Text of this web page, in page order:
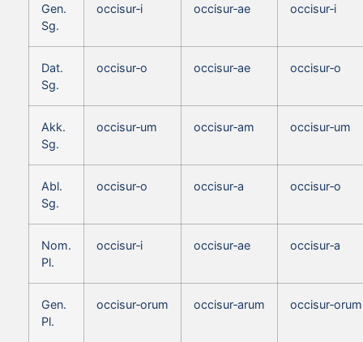
Gen.
Sg.
occisur‑i occisur‑ae occisur‑i
Dat.
Sg.
occisur‑o occisur‑ae occisur‑o
Akk.
Sg.
occisur‑um occisur‑am occisur‑um
Abl.
Sg.
occisur‑o occisur‑a occisur‑o
Nom.
Pl.
occisur‑i occisur‑ae occisur‑a
Gen.
Pl.
occisur‑orum occisur‑arum occisur‑orum